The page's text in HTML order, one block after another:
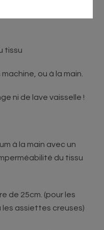
tissu
ou à la main.
ni de lave vaisselle !
à la main avec un
du tissu
de 25cm. (pour les
les assiettes creuses)